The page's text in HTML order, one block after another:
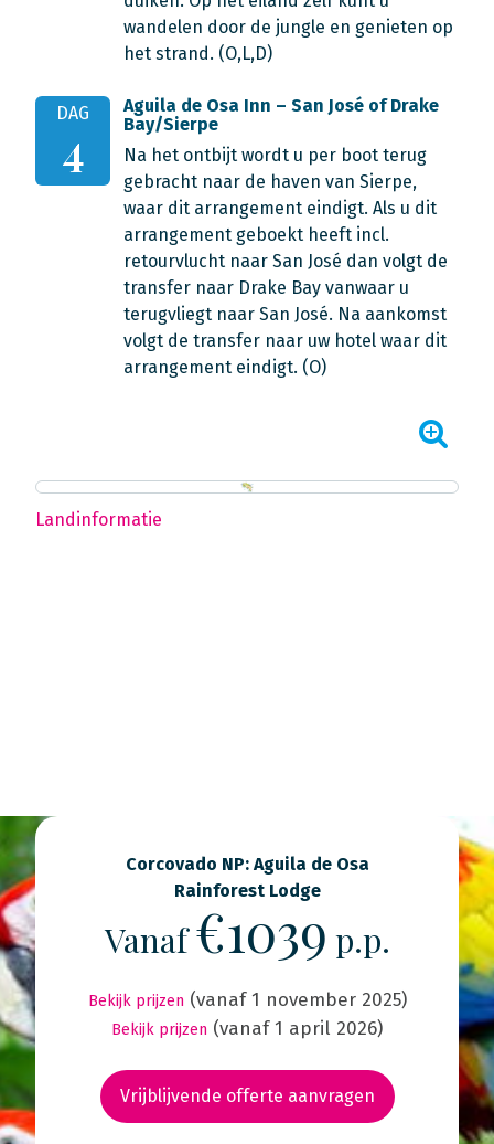
wandelen door de jungle en genieten op
het strand. (O,L,D)
DAG
4
Aguila de Osa Inn – San José of Drake
Bay/Sierpe
Na het ontbijt wordt u per boot terug
gebracht naar de haven van Sierpe,
waar dit arrangement eindigt. Als u dit
arrangement geboekt heeft incl.
retourvlucht naar San José dan volgt de
transfer naar Drake Bay vanwaar u
terugvliegt naar San José. Na aankomst
volgt de transfer naar uw hotel waar dit
arrangement eindigt. (O)
Landinformatie
Corcovado NP: Aguila de Osa
Rainforest Lodge
Vanaf€1039 p.p.
Bekijk prijzen (vanaf 1 november 2025)
Bekijk prijzen (vanaf 1 april 2026)
Vrijblijvende offerte aanvragen